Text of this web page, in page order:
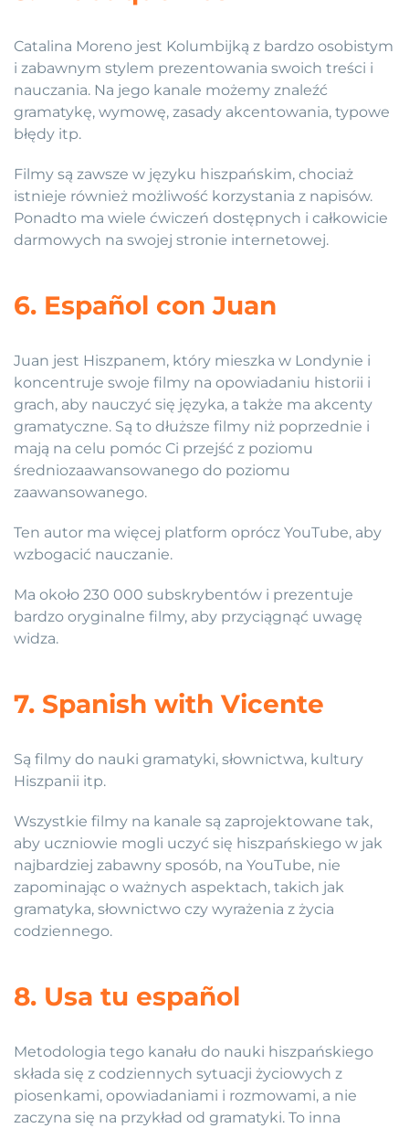
Catalina Moreno jest Kolumbijką z bardzo osobistym
i zabawnym stylem prezentowania swoich treści i
nauczania. Na jego kanale możemy znaleźć
gramatykę, wymowę, zasady akcentowania, typowe
błędy itp.
Filmy są zawsze w języku hiszpańskim, chociaż
istnieje również możliwość korzystania z napisów.
Ponadto ma wiele ćwiczeń dostępnych i całkowicie
darmowych na swojej stronie internetowej.
6. Español con Juan
Juan jest Hiszpanem, który mieszka w Londynie i
koncentruje swoje filmy na opowiadaniu historii i
grach, aby nauczyć się języka, a także ma akcenty
gramatyczne. Są to dłuższe filmy niż poprzednie i
mają na celu pomóc Ci przejść z poziomu
średniozaawansowanego do poziomu
zaawansowanego.
Ten autor ma więcej platform oprócz YouTube, aby
wzbogacić nauczanie.
Ma około 230 000 subskrybentów i prezentuje
bardzo oryginalne filmy, aby przyciągnąć uwagę
widza.
7. Spanish with Vicente
Są filmy do nauki gramatyki, słownictwa, kultury
Hiszpanii itp.
Wszystkie filmy na kanale są zaprojektowane tak,
aby uczniowie mogli uczyć się hiszpańskiego w jak
najbardziej zabawny sposób, na YouTube, nie
zapominając o ważnych aspektach, takich jak
gramatyka, słownictwo czy wyrażenia z życia
codziennego.
8. Usa tu español
Metodologia tego kanału do nauki hiszpańskiego
składa się z codziennych sytuacji życiowych z
piosenkami, opowiadaniami i rozmowami, a nie
zaczyna się na przykład od gramatyki. To inna